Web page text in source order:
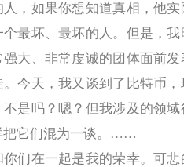
人，如果你想知道真相，他
个最坏、最坏的人。但是，
强大、非常虔诚的团体面前
。今天，我又谈到了比特币
不是吗？嗯？但我涉及的领
把它们混为一谈。……
在一起是我的荣幸。可悲